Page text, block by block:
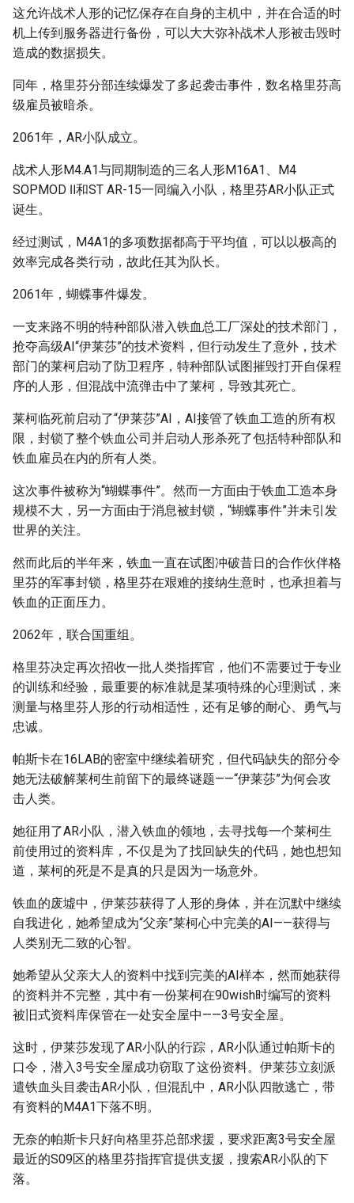
这允许战术人形的记忆保存在自身的主机中，并在合适的时
机上传到服务器进行备份，可以大大弥补战术人形被击毁时
造成的数据损失。
同年，格里芬分部连续爆发了多起袭击事件，数名格里芬高
级雇员被暗杀。
2061年，AR小队成立。
战术人形M4.A1与同期制造的三名人形M16A1、M4
SOPMOD Ⅱ和ST AR-15一同编入小队，格里芬AR小队正式
诞生。
经过测试，M4A1的多项数据都高于平均值，可以以极高的
效率完成各类行动，故此任其为队长。
2061年，蝴蝶事件爆发。
一支来路不明的特种部队潜入铁血总工厂深处的技术部门，
抢夺高级AI“伊莱莎”的技术资料，但行动发生了意外，技术
部门的莱柯启动了防卫程序，特种部队试图摧毁打开自保程
序的人形，但混战中流弹击中了莱柯，导致其死亡。
莱柯临死前启动了“伊莱莎”AI，AI接管了铁血工造的所有权
限，封锁了整个铁血公司并启动人形杀死了包括特种部队和
铁血雇员在内的所有人类。
这次事件被称为“蝴蝶事件”。然而一方面由于铁血工造本身
规模不大，另一方面由于消息被封锁，“蝴蝶事件”并未引发
世界的关注。
然而此后的半年来，铁血一直在试图冲破昔日的合作伙伴格
里芬的军事封锁，格里芬在艰难的接纳生意时，也承担着与
铁血的正面压力。
2062年，联合国重组。
格里芬决定再次招收一批人类指挥官，他们不需要过于专业
的训练和经验，最重要的标准就是某项特殊的心理测试，来
测量与格里芬人形的行动相适性，还有足够的耐心、勇气与
忠诚。
帕斯卡在16LAB的密室中继续着研究，但代码缺失的部分令
她无法破解莱柯生前留下的最终谜题——“伊莱莎”为何会攻
击人类。
她征用了AR小队，潜入铁血的领地，去寻找每一个莱柯生
前使用过的资料库，不仅是为了找回缺失的代码，她也想知
道，莱柯的死是不是真的只是因为一场意外。
铁血的废墟中，伊莱莎获得了人形的身体，并在沉默中继续
自我进化，她希望成为“父亲”莱柯心中完美的AI——获得与
人类别无二致的心智。
她希望从父亲大人的资料中找到完美的AI样本，然而她获得
的资料并不完整，其中有一份莱柯在90wish时编写的资料
被旧式资料库保管在一处安全屋中——3号安全屋。
这时，伊莱莎发现了AR小队的行踪，AR小队通过帕斯卡的
口令，潜入3号安全屋成功窃取了这份资料。伊莱莎立刻派
遣铁血头目袭击AR小队，但混乱中，AR小队四散逃亡，带
有资料的M4A1下落不明。
无奈的帕斯卡只好向格里芬总部求援，要求距离3号安全屋
最近的S09区的格里芬指挥官提供支援，搜索AR小队的下
落。